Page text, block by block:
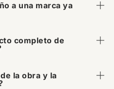
a una marca ya
completo de
la obra y la